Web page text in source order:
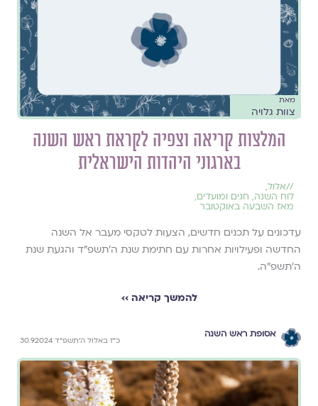
מאת
צוות גלויה
המלצות קריאה וצפיה לקראת ראש השנה
בארגוני היהדות הישראלית
//אלול,
לוח השנה, חגים ומועדים,
מאז השבעה באוקטובר
עדכונים על תכנים חדשים, הצעות לטקסי מעבר אל השנה
החדשה ופעילויות אחרות עם חתימת שנת ה׳תשפ״ד והגעת שנת
ה׳תשפ״ה.
להמשך קריאה ››
אסופת ראש השנה
כ״ז באלול ה׳תשפ״ד 30.9.2024